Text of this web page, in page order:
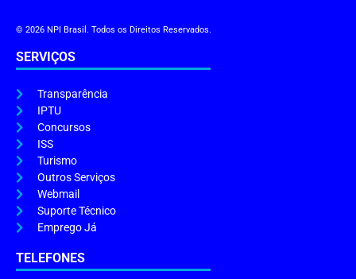
© 2026 NPI Brasil. Todos os Direitos Reservados.
SERVIÇOS
Transparência
IPTU
Concursos
ISS
Turismo
Outros Serviços
Webmail
Suporte Técnico
Emprego Já
TELEFONES